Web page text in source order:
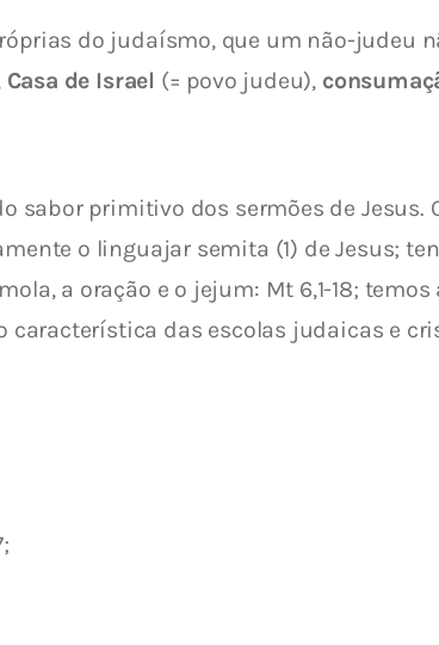
do judaísmo, que um não-judeu
Casa de Israel (= povo judeu),
sabor primitivo dos sermões de Jesus.
o linguajar semita (1) de Jesus;
a oração e o jejum: Mt 6,1-18; temos
das escolas judaicas e